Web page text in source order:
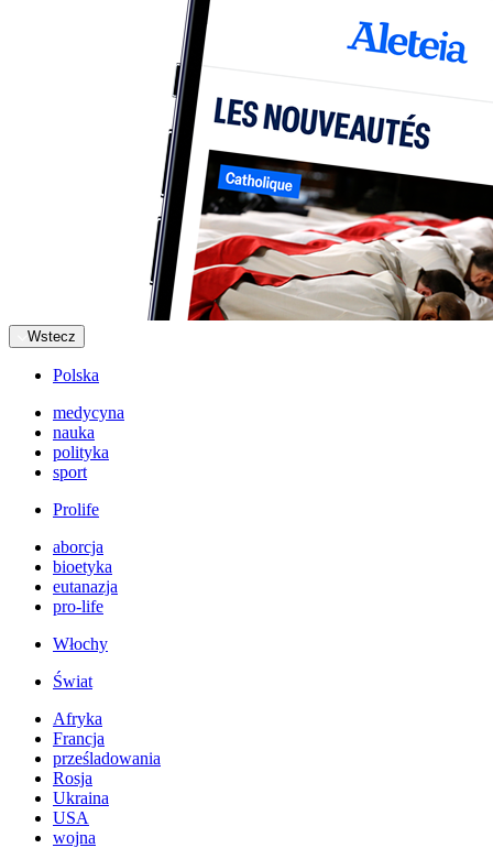
Wstecz
Polska
medycyna
nauka
polityka
sport
Prolife
aborcja
bioetyka
eutanazja
pro-life
Włochy
Świat
Afryka
Francja
prześladowania
Rosja
Ukraina
USA
wojna